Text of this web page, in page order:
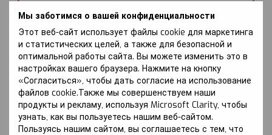
Мы заботимся о вашей конфиденциальности
Этот веб-сайт использует файлы cookie для маркетинга
и статистических целей, а также для безопасной и
оптимальной работы сайта. Вы можете изменить это в
настройках вашего браузера. Нажмите на кнопку
«Согласиться», чтобы дать согласие на использование
файлов cookie.Также мы совершенствуем наши
продукты и рекламу, используя Microsoft Clarity, чтобы
узнать, как вы пользуетесь нашим веб-сайтом.
Пользуясь нашим сайтом, вы соглашаетесь с тем, что
Тип/объём двигателя:
1.4 (бензин) или 1.0 (бензин) или 1.6 (бензин)
ПРЕИМУЩЕСТВА